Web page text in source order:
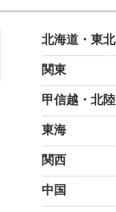
北海道・東北
関東
甲信越 ・ 北陸
東海
関西
中国